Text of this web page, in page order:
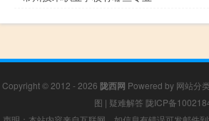
Copyright © 2012 - 2026 陇西网 Powered by 网站分
图 | 疑难解答 陇ICP备